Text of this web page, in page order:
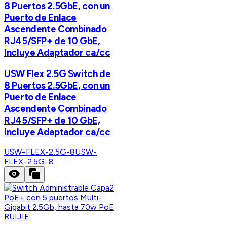
8 Puertos 2.5GbE, con un
Puerto de Enlace
Ascendente Combinado
RJ45/SFP+ de 10 GbE,
Incluye Adaptador ca/cc
USW Flex 2.5G Switch de
8 Puertos 2.5GbE, con un
Puerto de Enlace
Ascendente Combinado
RJ45/SFP+ de 10 GbE,
Incluye Adaptador ca/cc
USW-FLEX-2.5G-8USW-
FLEX-2.5G-8
RUIJIE